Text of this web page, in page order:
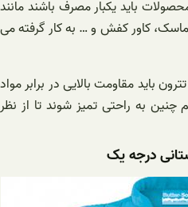
باید یکبار مصرف باشند مانند
ماسک، کاور کفش و … به کار گرفته می
باید مقاومت بالایی در برابر مواد
به راحتی تمیز شوند تا از نظر
درجه یک